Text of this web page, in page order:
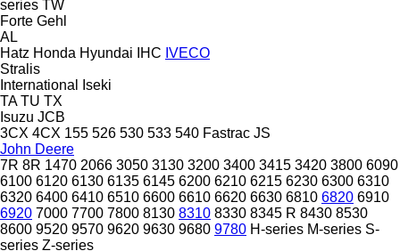
series TW
Forte Gehl
AL
Hatz Honda Hyundai IHC IVECO
Stralis
International
Iseki
TA TU TX
Isuzu JCB
3CX 4CX 155 526 530 533 540 Fastrac JS
John Deere
7R 8R 1470 2066 3050 3130 3200 3400 3415 3420 3800 6090
6100 6120 6130 6135 6145 6200 6210 6215 6230 6300 6310
6320 6400 6410 6510 6600 6610 6620 6630 6810 6820 6910
6920 7000 7700 7800 8130 8310 8330 8345 R 8430 8530
8600 9520 9570 9620 9630 9680 9780 H-series M-series S-
series Z-series